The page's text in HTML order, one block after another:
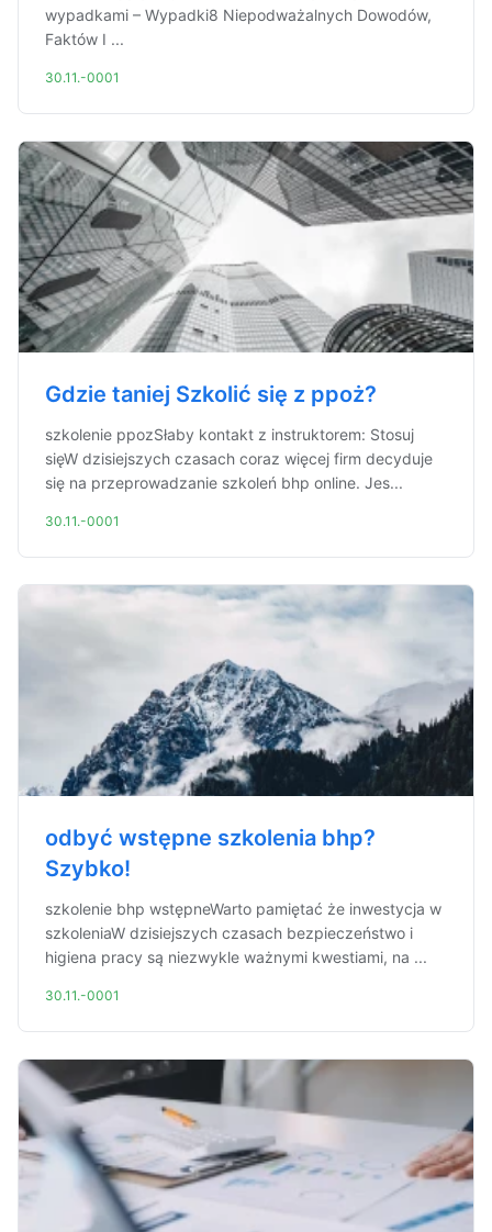
wypadkami – Wypadki8 Niepodważalnych Dowodów,
Faktów I ...
30.11.-0001
Gdzie taniej Szkolić się z ppoż?
szkolenie ppozSłaby kontakt z instruktorem: Stosuj
sięW dzisiejszych czasach coraz więcej firm decyduje
się na przeprowadzanie szkoleń bhp online. Jes...
30.11.-0001
odbyć wstępne szkolenia bhp?
Szybko!
szkolenie bhp wstępneWarto pamiętać że inwestycja w
szkoleniaW dzisiejszych czasach bezpieczeństwo i
higiena pracy są niezwykle ważnymi kwestiami, na ...
30.11.-0001